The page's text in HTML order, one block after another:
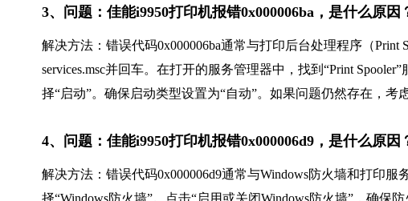
3、问题：佳能i9950打印机报错0x000006ba，是什么原因
解决方法：错误代码0x000006ba通常与打印后台处理程序（
services.msc并回车。在打开的服务管理器中，找到“Print
择“启动”。确保启动类型设置为“自动”。如果问题仍然存在，考
4、问题：佳能i9950打印机报错0x000006d9，是什么原因
解决方法：错误代码0x000006d9通常与Windows防火墙和打印
择“Windows防火墙”。点击“启用或关闭Windows防火墙”，确保